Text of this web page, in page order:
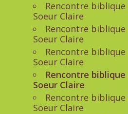
Rencontre biblique
Soeur Claire
Rencontre biblique
Soeur Claire
Rencontre biblique
Soeur Claire
Rencontre biblique
Soeur Claire
Rencontre biblique
Soeur Claire